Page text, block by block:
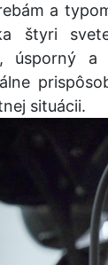
a
štyri
úsporný a
situácii.